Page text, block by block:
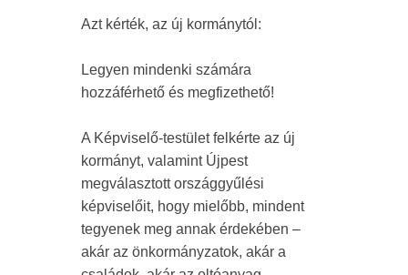
Azt kérték, az új kormánytól:
Legyen mindenki számára
hozzáférhető és megfizethető!
A Képviselő-testület felkérte az új
kormányt, valamint Újpest
megválasztott országgyűlési
képviselőit, hogy mielőbb, mindent
tegyenek meg annak érdekében –
akár az önkormányzatok, akár a